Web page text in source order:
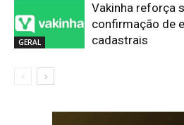
GERAL
Vakinha reforça
confirmação de
cadastrais